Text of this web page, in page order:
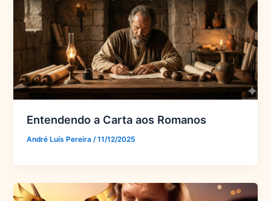
Entendendo a Carta aos Romanos
André Luís Pereira/11/12/2025